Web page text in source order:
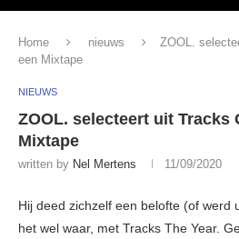
Home nieuws
ZOOL.
een Mixtape
NIEUWS
ZOOL. selecteert uit Tracks
Mixtape
written by Nel Mertens 11/09/2020
Hij deed zichzelf een belofte (of werd
het wel waar, met Tracks The Year.